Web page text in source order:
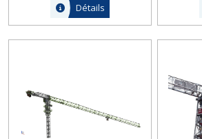
Détails